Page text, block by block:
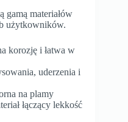
gamą materiałów
użytkowników.
korozję i łatwa w
uderzenia i
na plamy
łączący lekkość